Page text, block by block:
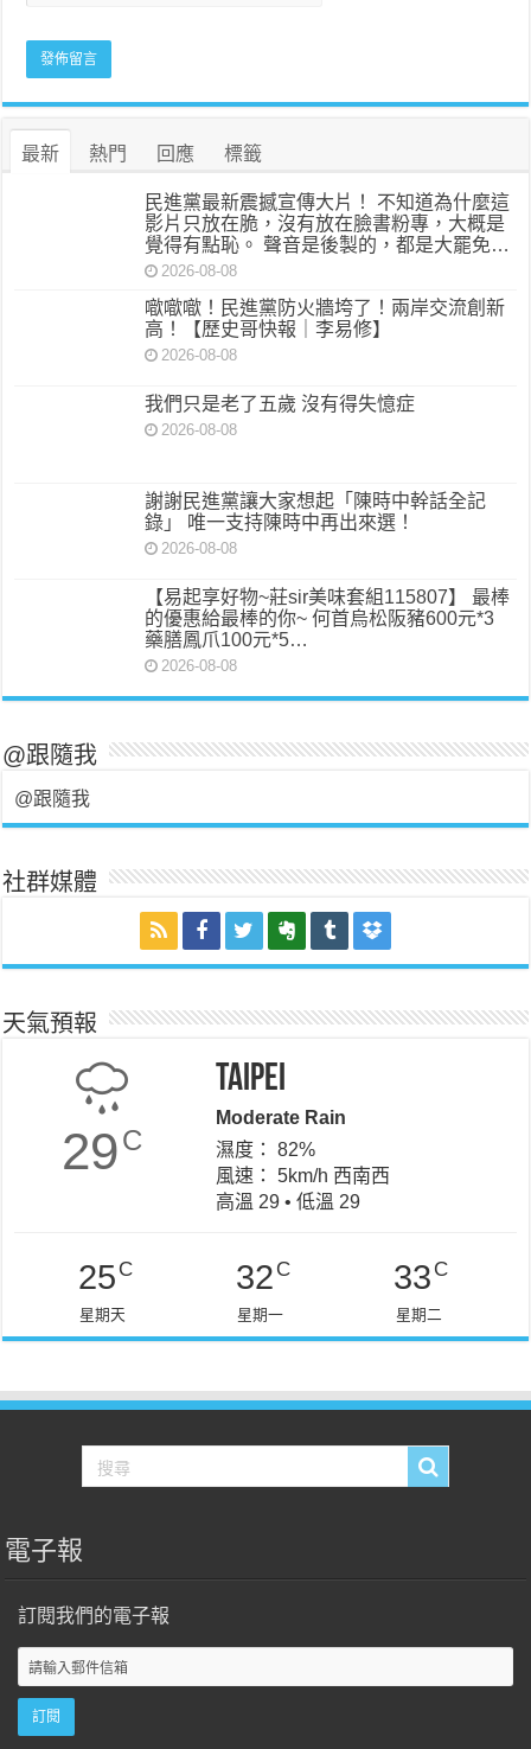
最新 熱門 回應 標籤
民進黨最新震撼宣傳大片！ 不知道為什麼這
影片只放在脆，沒有放在臉書粉專，大概是
覺得有點恥。 聲音是後製的，都是大罷免…
2026-08-08
噷噷噷！民進黨防火牆垮了！兩岸交流創新
高！【歷史哥快報｜李易修】
2026-08-08
我們只是老了五歲 沒有得失憶症
2026-08-08
謝謝民進黨讓大家想起「陳時中幹話全記
錄」 唯一支持陳時中再出來選！
2026-08-08
【易起享好物~莊sir美味套組115807】 最棒
的優惠給最棒的你~ 何首烏松阪豬600元*3
藥膳鳳爪100元*5…
2026-08-08
@跟隨我
@跟隨我
社群媒體
天氣預報
29C
Taipei
Moderate Rain
濕度： 82%
風速： 5km/h 西南西
高溫 29 • 低溫 29
25 C
星期天
32 C
星期一
33 C
星期二
電子報
訂閱我們的電子報